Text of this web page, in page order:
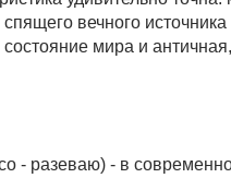
вечного
мира и
- разеваю) - в